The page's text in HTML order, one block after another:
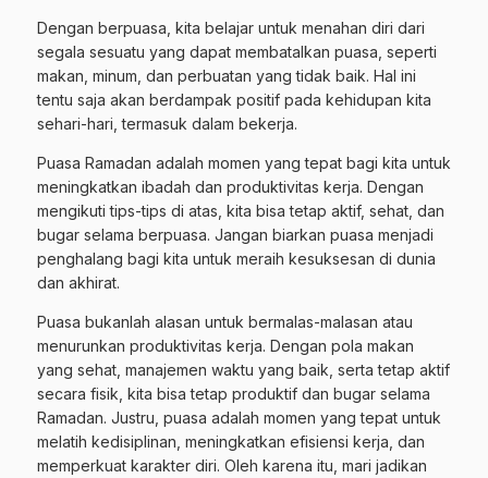
Dengan berpuasa, kita belajar untuk menahan diri dari
segala sesuatu yang dapat membatalkan puasa, seperti
makan, minum, dan perbuatan yang tidak baik. Hal ini
tentu saja akan berdampak positif pada kehidupan kita
sehari-hari, termasuk dalam bekerja.
Puasa Ramadan adalah momen yang tepat bagi kita untuk
meningkatkan ibadah dan produktivitas kerja. Dengan
mengikuti tips-tips di atas, kita bisa tetap aktif, sehat, dan
bugar selama berpuasa. Jangan biarkan puasa menjadi
penghalang bagi kita untuk meraih kesuksesan di dunia
dan akhirat.
Puasa bukanlah alasan untuk bermalas-malasan atau
menurunkan produktivitas kerja. Dengan pola makan
yang sehat, manajemen waktu yang baik, serta tetap aktif
secara fisik, kita bisa tetap produktif dan bugar selama
Ramadan. Justru, puasa adalah momen yang tepat untuk
melatih kedisiplinan, meningkatkan efisiensi kerja, dan
memperkuat karakter diri. Oleh karena itu, mari jadikan